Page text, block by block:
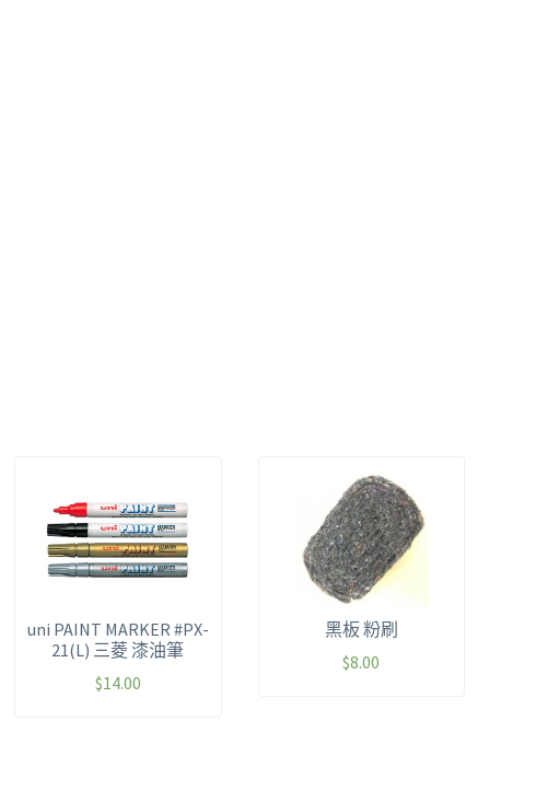
uni PAINT MARKER #PX-
21(L) 三菱 漆油筆
$14.00
黑板 粉刷
$8.00